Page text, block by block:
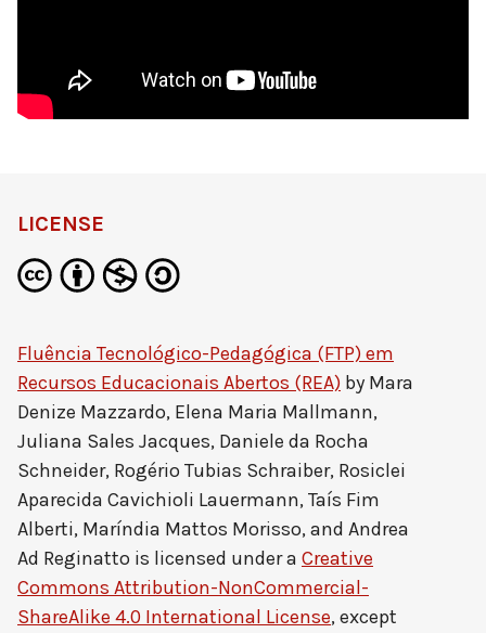
LICENSE
Fluência Tecnológico-Pedagógica (FTP) em
Recursos Educacionais Abertos (REA) by Mara
Denize Mazzardo, Elena Maria Mallmann,
Juliana Sales Jacques, Daniele da Rocha
Schneider, Rogério Tubias Schraiber, Rosiclei
Aparecida Cavichioli Lauermann, Taís Fim
Alberti, Maríndia Mattos Morisso, and Andrea
Ad Reginatto is licensed under a Creative
Commons Attribution-NonCommercial-
ShareAlike 4.0 International License, except